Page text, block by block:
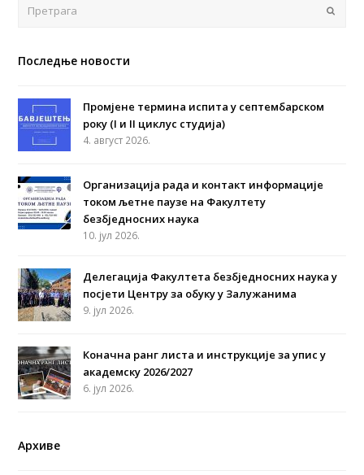
Последње новости
Промјене термина испита у септембарском
року (I и II циклус студија)
4. август 2026.
Организација рада и контакт информације
током љетне паузе на Факултету
безбједносних наука
10. јул 2026.
Делегација Факултета безбједносних наука у
посјети Центру за обуку у Залужанима
9. јул 2026.
Коначна ранг листа и инструкције за упис у
академску 2026/2027
6. јул 2026.
Архиве